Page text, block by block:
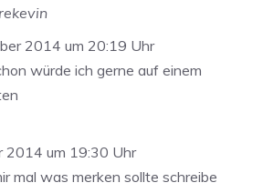
2014 um 20:19 Uhr
würde ich gerne auf einem
2014 um 19:30 Uhr
mal was merken sollte schreibe